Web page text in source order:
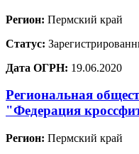
Регион: Пермский край
Статус:
Дата ОГРН: 19.06.2020
Региональная
"Федерация
Регион: Пермский край